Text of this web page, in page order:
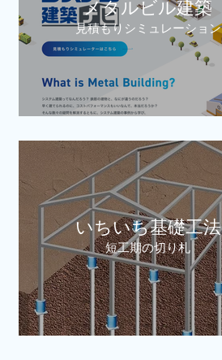
メタルビル建築
見積もりシミュレーション
いちいち基礎工法
短工期の切り札